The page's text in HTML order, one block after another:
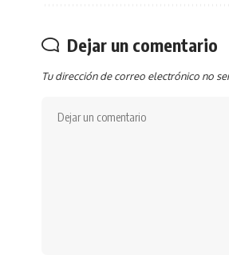
Dejar un comentario
Tu dirección de correo electrónico no